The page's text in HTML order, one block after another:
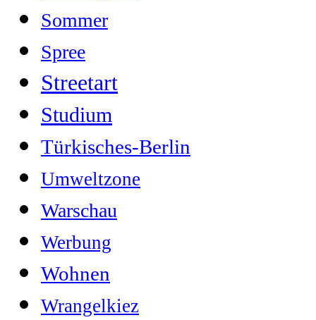
Sommer
Spree
Streetart
Studium
Türkisches-Berlin
Umweltzone
Warschau
Werbung
Wohnen
Wrangelkiez